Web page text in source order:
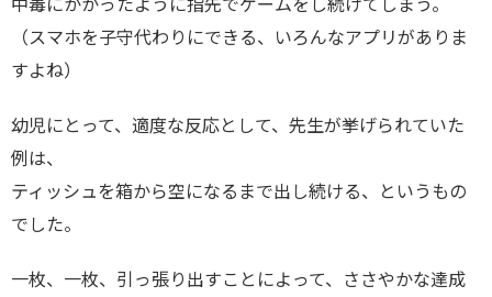
中毒にかかったように指先でゲームをし続けてしまう。
（スマホを子守代わりにできる、いろんなアプリがありま
すよね）
幼児にとって、適度な反応として、先生が挙げられていた
例は、
ティッシュを箱から空になるまで出し続ける、というもの
でした。
一枚、一枚、引っ張り出すことによって、ささやかな達成